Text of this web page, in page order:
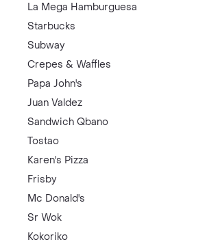
La Mega Hamburguesa
Starbucks
Subway
Crepes & Waffles
Papa John's
Juan Valdez
Sandwich Qbano
Tostao
Karen's Pizza
Frisby
Mc Donald's
Sr Wok
Kokoriko